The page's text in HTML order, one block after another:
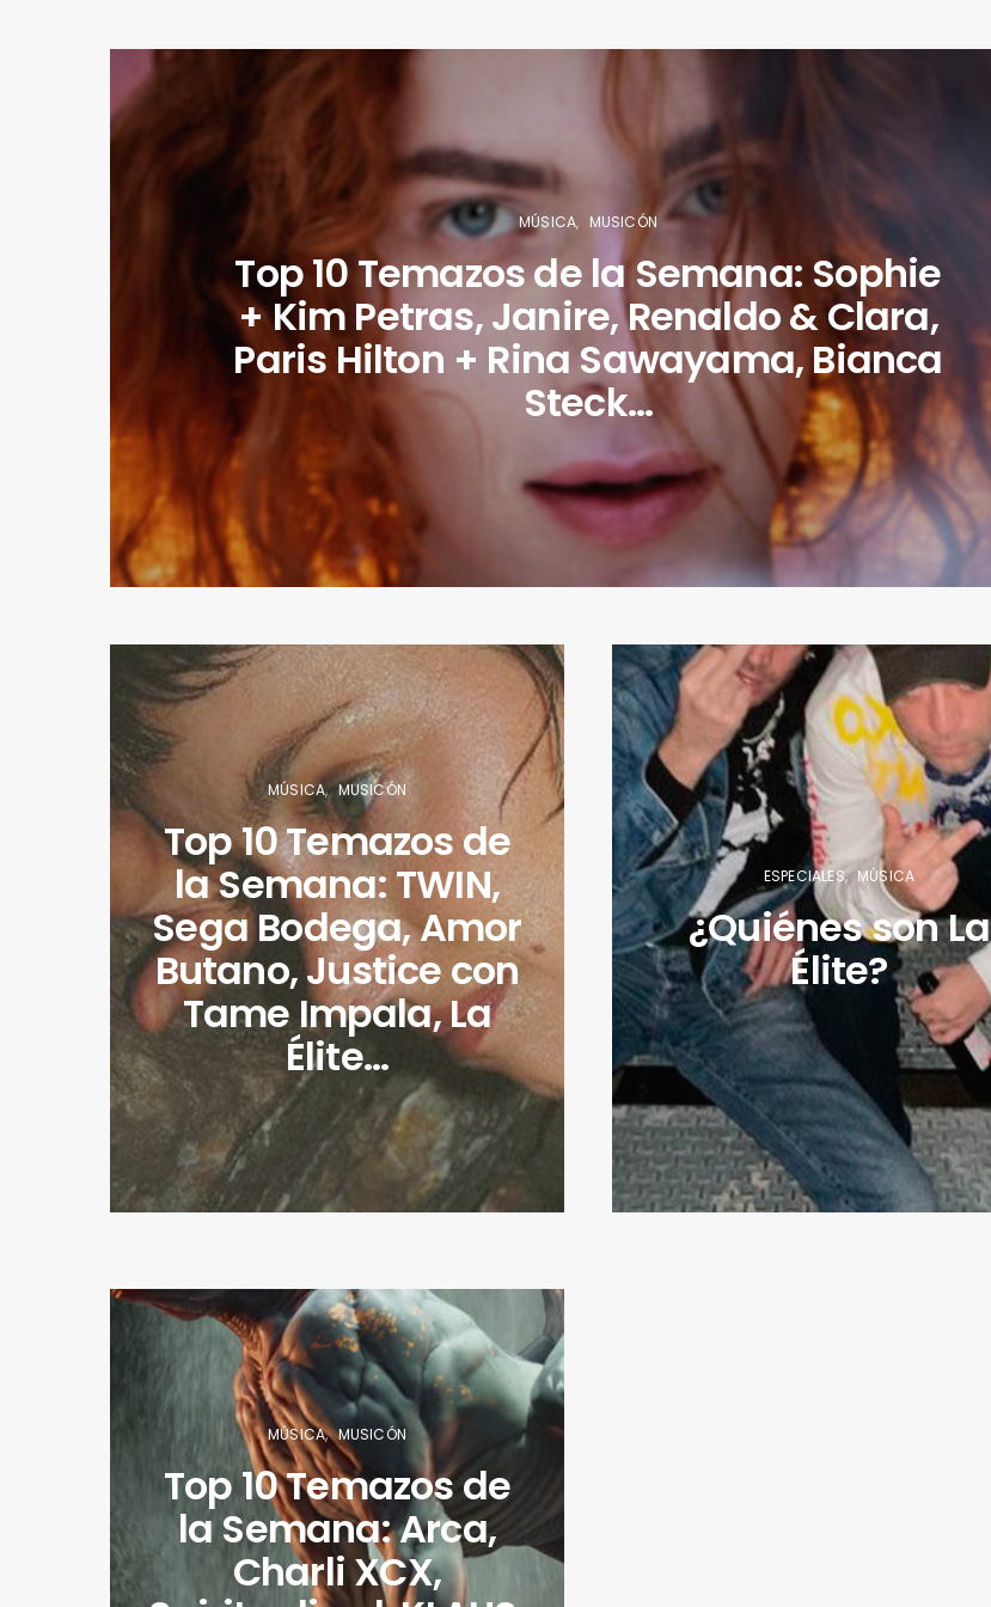
MÚSICA MUSICÓN
Top 10 Temazos de la Semana: Sophie
+ Kim Petras, Janire, Renaldo & Clara,
Paris Hilton + Rina Sawayama, Bianca
Steck…
MÚSICA MUSICÓN
Top 10 Temazos de
la Semana: TWIN,
Sega Bodega, Amor
Butano, Justice con
Tame Impala, La
Élite…
MÚSICA MUSICÓN
Top 10 Temazos de
la Semana: Arca,
Charli XCX,
ESPECIALES MÚSICA
¿Quiénes son La
Élite?